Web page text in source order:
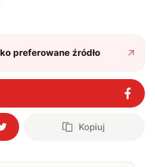
na co dzień. Ukończyłam
preferowane źródło
Kopiuj